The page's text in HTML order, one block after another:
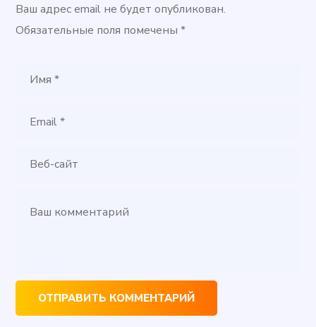
Ваш адрес email не будет опубликован.
Обязательные поля помечены*